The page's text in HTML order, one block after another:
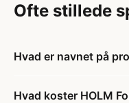
Ofte stillede
Hvad er navnet på
Hvad koster HOLM